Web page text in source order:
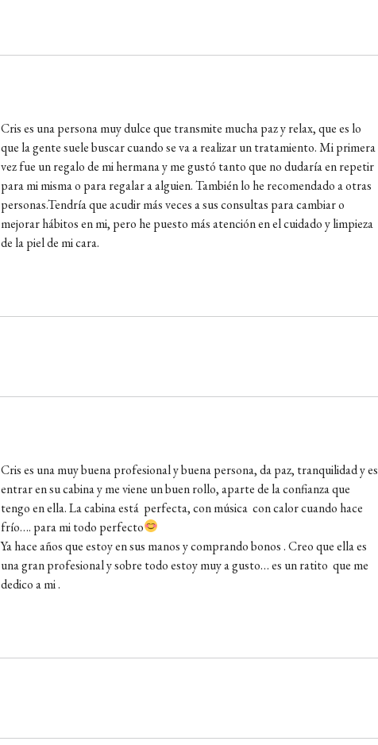
Cris es una persona muy dulce que transmite mucha paz y relax, que es lo
que la gente suele buscar cuando se va a realizar un tratamiento. Mi primera
vez fue un regalo de mi hermana y me gustó tanto que no dudaría en repetir
para mi misma o para regalar a alguien. También lo he recomendado a otras
personas.Tendría que acudir más veces a sus consultas para cambiar o
mejorar hábitos en mi, pero he puesto más atención en el cuidado y limpieza
de la piel de mi cara.
Cris es una muy buena profesional y buena persona, da paz, tranquilidad y es
entrar en su cabina y me viene un buen rollo, aparte de la confianza que
tengo en ella. La cabina está perfecta, con música con calor cuando hace
frío…. para mi todo perfecto
Ya hace años que estoy en sus manos y comprando bonos . Creo que ella es
una gran profesional y sobre todo estoy muy a gusto… es un ratito que me
dedico a mi .